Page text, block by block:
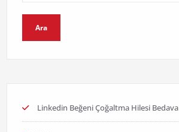
Ara
Linkedin Beğeni Çoğaltma Hilesi Bedava